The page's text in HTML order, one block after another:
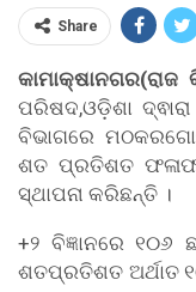
Share
ପରିଷଦ,ଓଡ଼ିଶା
ବିଭାଗରେ
ଶତ ପ୍ରତିଶତ
ସ୍ଥାପନା କରିଛନ୍ତି ।
+୨ ବିଜ୍ଞାନରେ ୧୦୬
ଶତପ୍ରତିଶତ ଅର୍ଥାତ